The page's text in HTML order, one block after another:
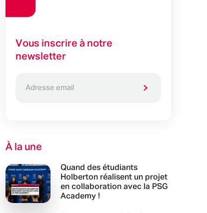
Vous inscrire à notre
newsletter
À la une
Quand des étudiants
Holberton réalisent un projet
en collaboration avec la PSG
Academy !